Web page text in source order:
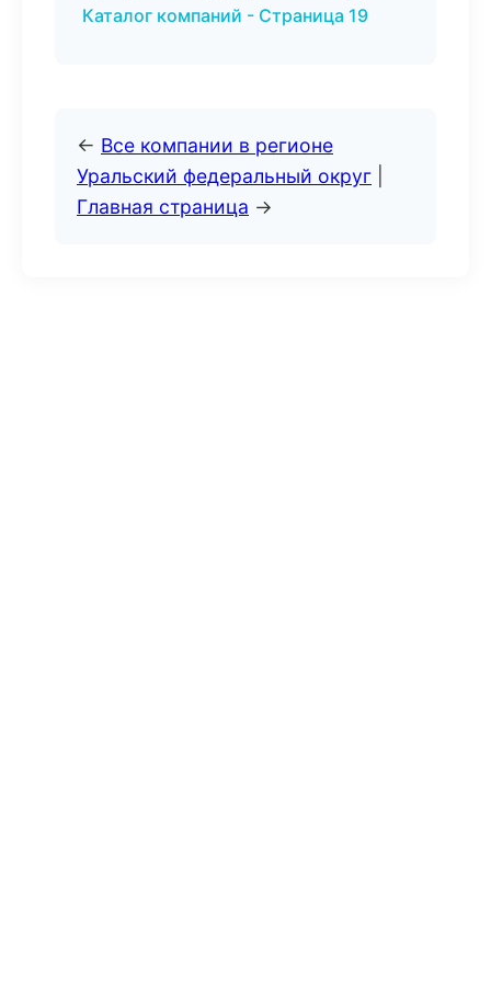
Каталог компаний - Страница 19
← Все компании в регионе
Уральский федеральный округ
Главная страница →